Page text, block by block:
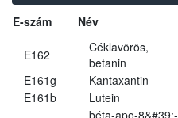
E-szám Név
E162
Céklavörös,
betanin
E161g
Kantaxantin
E161b
Lutein
béta-apo-8&#39;-